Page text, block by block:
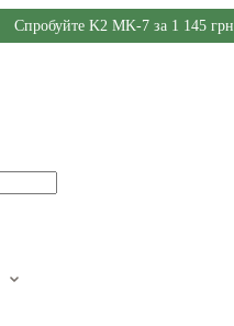
Спробуйте K2 MK-7 за 1 145 грн